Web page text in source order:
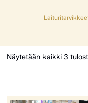
Näytetään kaikki 3